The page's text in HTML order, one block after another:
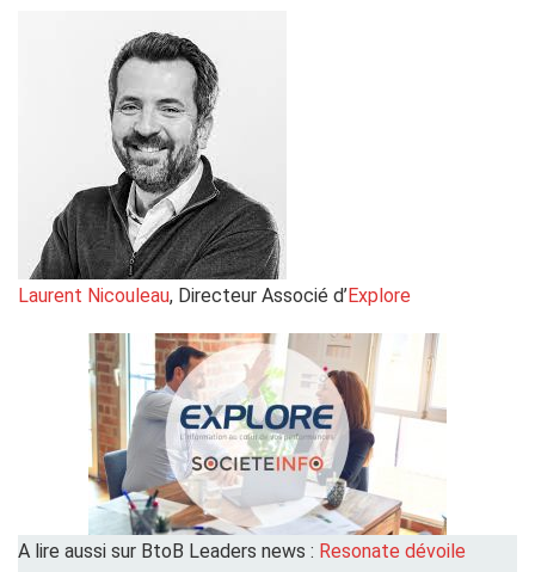
Laurent Nicouleau, Directeur Associé d’Explore
A lire aussi sur BtoB Leaders news : Resonate dévoile